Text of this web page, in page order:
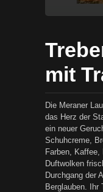
mit
Die Meraner
das Herz der
ein neuer
Schuhcreme,
Farben, Kaffee,
Duftwolken
Durchgang der
Berglauben. Ihr